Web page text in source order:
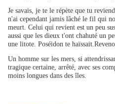
Je savais, je te le répète que tu
n'ai cependant jamis lâché le fil qui
meurt. Celui qui revient est un peu
aussi que les dieux t'ont chahuté un
une litote. Poséidon te
Un homme sur les mers, si
tragique certaine, arrêté, avec ses
moins longues dans des îles.